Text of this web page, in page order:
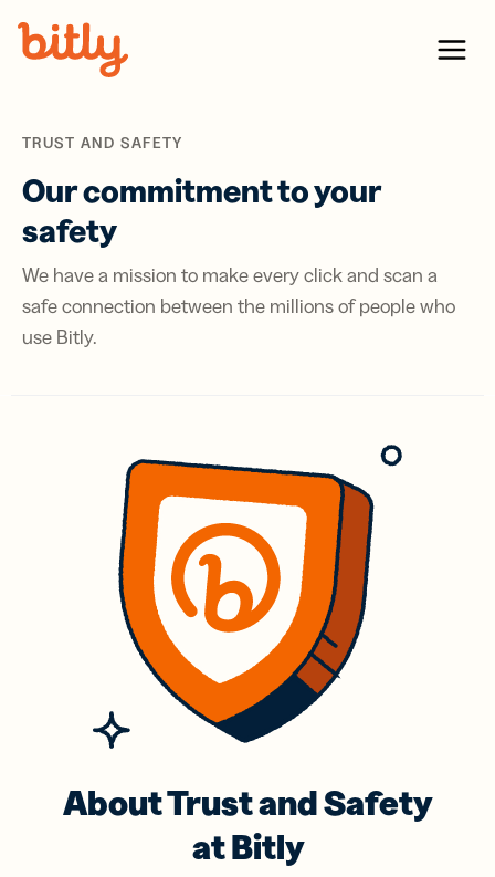
Menu
TRUST AND SAFETY
Our commitment to your
safety
We have a mission to make every click and scan a
safe connection between the millions of people who
use Bitly.
About Trust and Safety
at Bitly